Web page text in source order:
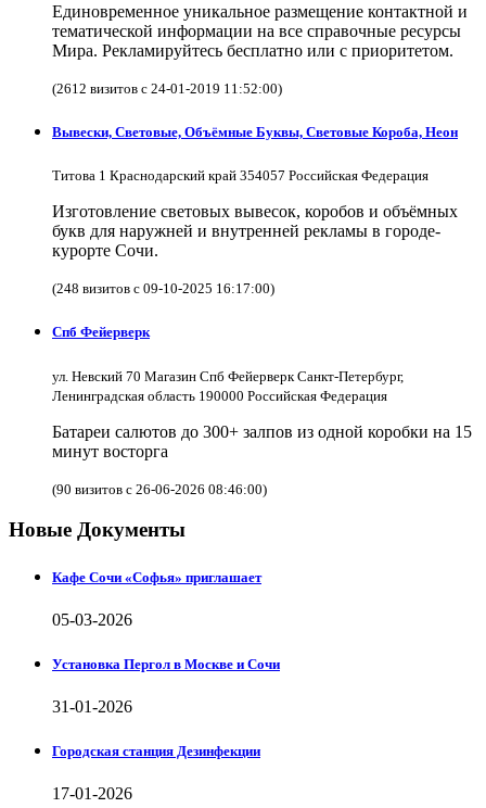
Единовременное уникальное размещение контактной и
тематической информации на все справочные ресурсы
Мира. Рекламируйтесь бесплатно или с приоритетом.
(2612 визитов с 24-01-2019 11:52:00)
Вывески, Световые, Объёмные Буквы, Световые Короба, Неон
Титова 1 Краснодарский край 354057 Российская Федерация
Изготовление световых вывесок, коробов и объёмных
букв для наружней и внутренней рекламы в городе-
курорте Сочи.
(248 визитов с 09-10-2025 16:17:00)
Спб Фейерверк
ул. Невский 70 Магазин Спб Фейерверк Санкт-Петербург,
Ленинградская область 190000 Российская Федерация
Батареи салютов до 300+ залпов из одной коробки на 15
минут восторга
(90 визитов с 26-06-2026 08:46:00)
Новые Документы
Кафе Сочи «Софья» приглашает
05-03-2026
Установка Пергол в Москве и Сочи
31-01-2026
Городская станция Дезинфекции
17-01-2026